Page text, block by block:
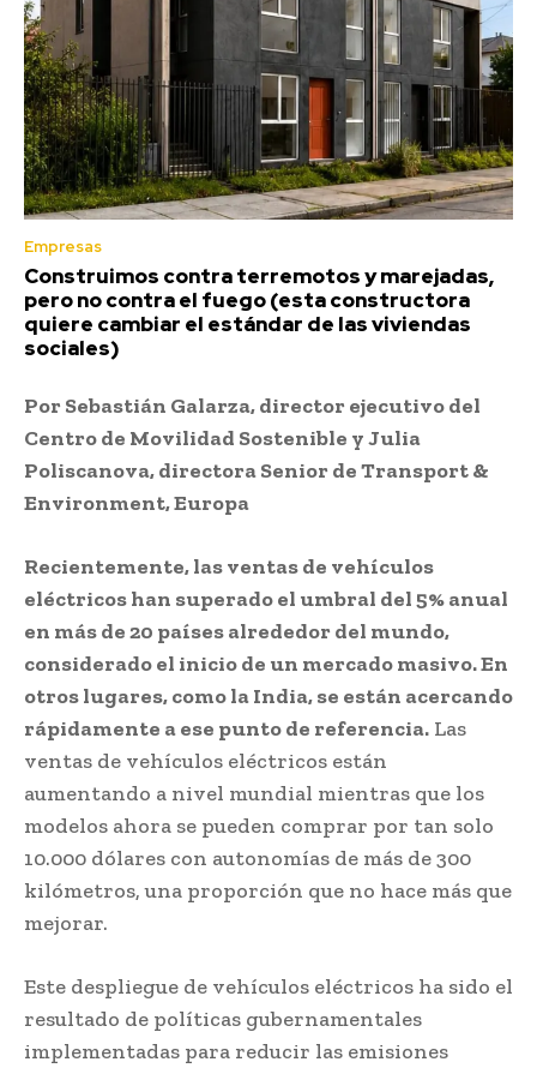
Empresas
Construimos contra terremotos y marejadas,
pero no contra el fuego (esta constructora
quiere cambiar el estándar de las viviendas
sociales)
Por Sebastián Galarza, director ejecutivo del
Centro de Movilidad Sostenible y Julia
Poliscanova, directora Senior de Transport &
Environment, Europa
Recientemente, las ventas de vehículos
eléctricos han superado el umbral del 5% anual
en más de 20 países alrededor del mundo,
considerado el inicio de un mercado masivo. En
otros lugares, como la India, se están acercando
rápidamente a ese punto de referencia. Las
ventas de vehículos eléctricos están
aumentando a nivel mundial mientras que los
modelos ahora se pueden comprar por tan solo
10.000 dólares con autonomías de más de 300
kilómetros, una proporción que no hace más que
mejorar.
Este despliegue de vehículos eléctricos ha sido el
resultado de políticas gubernamentales
implementadas para reducir las emisiones